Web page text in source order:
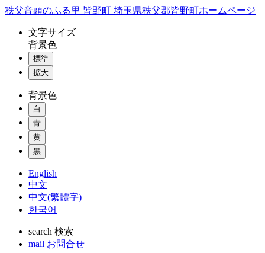
コ
秩父音頭のふる里 皆野町 埼玉県秩父郡皆野町ホームページ
文字サイズ
背景色
標準
拡大
背景色
白
青
黄
黒
English
中文
中文(繁體字)
한국어
search 検索
mail お問合せ